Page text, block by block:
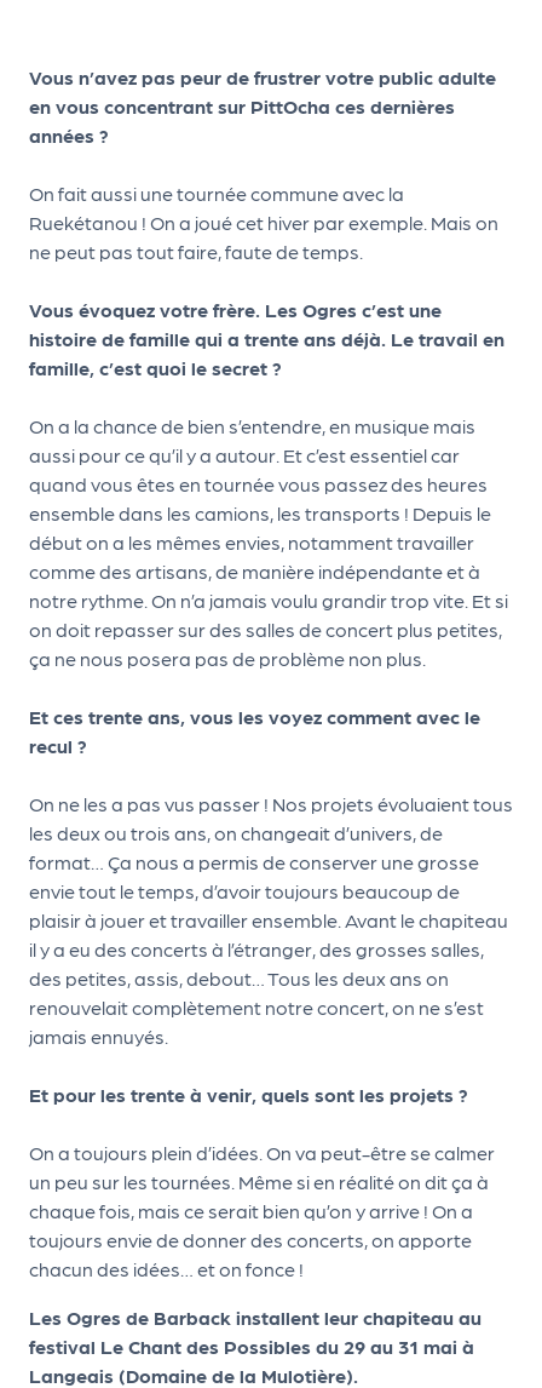
Vous n’avez pas peur de frustrer votre public adulte
en vous concentrant sur PittOcha ces dernières
années ?
On fait aussi une tournée commune avec la
Ruekétanou ! On a joué cet hiver par exemple. Mais on
ne peut pas tout faire, faute de temps.
Vous évoquez votre frère. Les Ogres c’est une
histoire de famille qui a trente ans déjà. Le travail en
famille, c’est quoi le secret ?
On a la chance de bien s’entendre, en musique mais
aussi pour ce qu’il y a autour. Et c’est essentiel car
quand vous êtes en tournée vous passez des heures
ensemble dans les camions, les transports ! Depuis le
début on a les mêmes envies, notamment travailler
comme des artisans, de manière indépendante et à
notre rythme. On n’a jamais voulu grandir trop vite. Et si
on doit repasser sur des salles de concert plus petites,
ça ne nous posera pas de problème non plus.
Et ces trente ans, vous les voyez comment avec le
recul ?
On ne les a pas vus passer ! Nos projets évoluaient tous
les deux ou trois ans, on changeait d’univers, de
format… Ça nous a permis de conserver une grosse
envie tout le temps, d’avoir toujours beaucoup de
plaisir à jouer et travailler ensemble. Avant le chapiteau
il y a eu des concerts à l’étranger, des grosses salles,
des petites, assis, debout… Tous les deux ans on
renouvelait complètement notre concert, on ne s’est
jamais ennuyés.
Et pour les trente à venir, quels sont les projets ?
On a toujours plein d’idées. On va peut-être se calmer
un peu sur les tournées. Même si en réalité on dit ça à
chaque fois, mais ce serait bien qu’on y arrive ! On a
toujours envie de donner des concerts, on apporte
chacun des idées… et on fonce !
Les Ogres de Barback installent leur chapiteau au
festival Le Chant des Possibles du 29 au 31 mai à
Langeais (Domaine de la Mulotière).
e
n
a
e
s
Q
ui
s
o
m
e
-
n
o
u
s
?
N
e
w
e
e
r